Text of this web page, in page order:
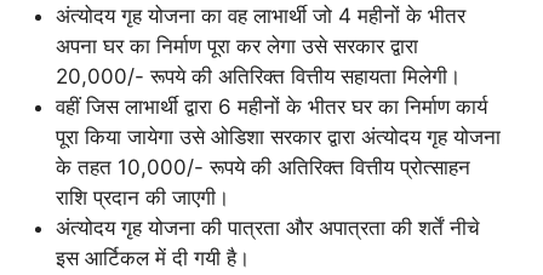
अंत्योदय गृह योजना का वह लाभार्थी जो 4 महीनों के भीतर
अपना घर का निर्माण पूरा कर लेगा उसे सरकार द्वारा
20,000/- रूपये की अतिरिक्त वित्तीय सहायता मिलेगी।
वहीं जिस लाभार्थी द्वारा 6 महीनों के भीतर घर का निर्माण कार्य
पूरा किया जायेगा उसे ओडिशा सरकार द्वारा अंत्योदय गृह योजना
के तहत 10,000/- रूपये की अतिरिक्त वित्तीय प्रोत्साहन
राशि प्रदान की जाएगी।
अंत्योदय गृह योजना की पात्रता और अपात्रता की शर्तें नीचे
इस आर्टिकल में दी गयी है।